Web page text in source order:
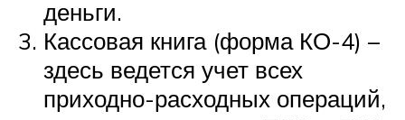
деньги.
Кассовая книга (форма КО-4) –
здесь ведется учет всех
приходно-расходных операций,